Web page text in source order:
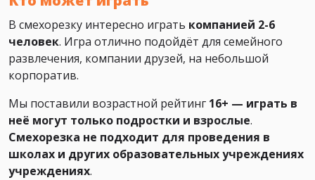
В смехорезку интересно играть компанией 2-6
человек. Игра отлично подойдёт для семейного
развлечения, компании друзей, на небольшой
корпоратив.
Мы поставили возрастной рейтинг 16+ — играть в
неё могут только подростки и взрослые.
Смехорезка не подходит для проведения в
школах и других образовательных учреждениях
учреждениях.